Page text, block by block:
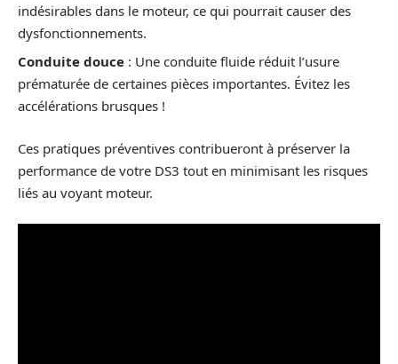
indésirables dans le moteur, ce qui pourrait causer des
dysfonctionnements.
Conduite douce : Une conduite fluide réduit l’usure
prématurée de certaines pièces importantes. Évitez les
accélérations brusques !
Ces pratiques préventives contribueront à préserver la
performance de votre DS3 tout en minimisant les risques
liés au voyant moteur.